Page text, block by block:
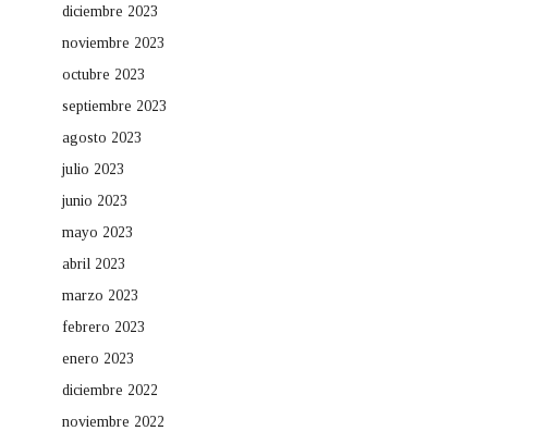
diciembre 2023
noviembre 2023
octubre 2023
septiembre 2023
agosto 2023
julio 2023
junio 2023
mayo 2023
abril 2023
marzo 2023
febrero 2023
enero 2023
diciembre 2022
noviembre 2022